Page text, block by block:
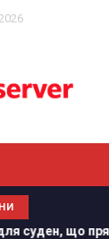
що прямували